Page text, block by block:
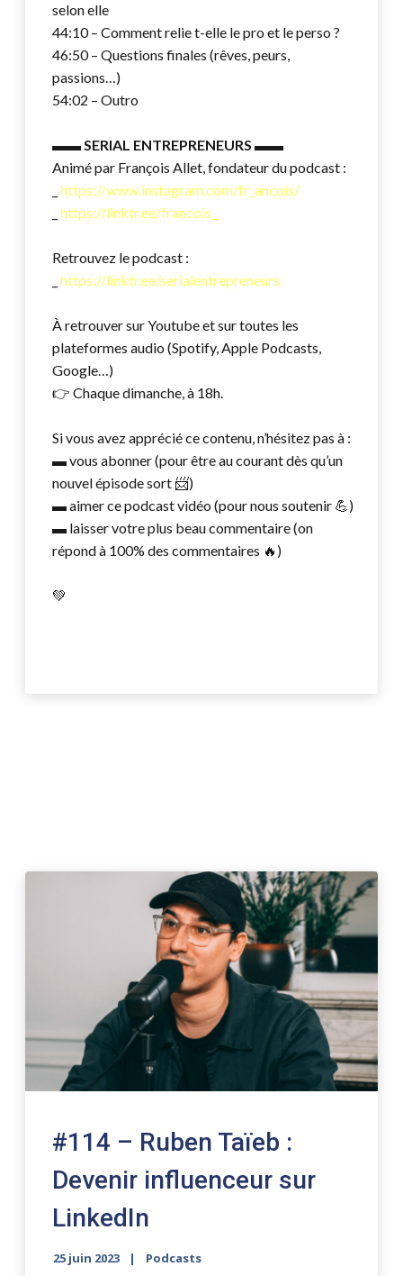
selon elle
44:10 – Comment relie t-elle le pro et le perso ?
46:50 – Questions finales (rêves, peurs,
passions…)
54:02 – Outro
▬▬SERIAL ENTREPRENEURS ▬▬
Animé par François Allet, fondateur du podcast :
_https://www.instagram.com/fr_ancois/
_https://linktr.ee/francois_
Retrouvez le podcast :
_https://linktr.ee/serialentrepreneurs
À retrouver sur Youtube et sur toutes les
plateformes audio (Spotify, Apple Podcasts,
Google…)
👉 Chaque dimanche, à 18h.
Si vous avez apprécié ce contenu, n’hésitez pas à :
▬ vous abonner (pour être au courant dès qu’un
nouvel épisode sort 📨)
▬ aimer ce podcast vidéo (pour nous soutenir 💪)
▬ laisser votre plus beau commentaire (on
répond à 100% des commentaires 🔥)
💚
#114 – Ruben Taïeb :
Devenir influenceur sur
LinkedIn
25 juin 2023 Podcasts